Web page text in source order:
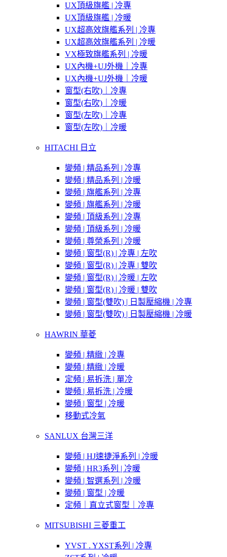
UX頂級旗艦 | 冷專
UX頂級旗艦 | 冷暖
UX超高效旗艦系列 | 冷專
UX超高效旗艦系列 | 冷暖
VX極致旗艦系列 | 冷暖
UX內機+UJ外機｜冷專
UX內機+UJ外機｜冷暖
窗型(右吹)｜冷專
窗型(右吹)｜冷暖
窗型(左吹)｜冷專
窗型(左吹)｜冷暖
HITACHI 日立
變頻 | 精品系列 | 冷專
變頻 | 精品系列 | 冷暖
變頻 | 旗艦系列 | 冷專
變頻 | 旗艦系列 | 冷暖
變頻 | 頂級系列 | 冷專
變頻 | 頂級系列 | 冷暖
變頻 | 尊榮系列 | 冷暖
變頻 | 窗型(R) | 冷專 | 左吹
變頻 | 窗型(R) | 冷專 | 雙吹
變頻 | 窗型(R) | 冷暖 | 左吹
變頻 | 窗型(R) | 冷暖 | 雙吹
變頻 | 窗型(雙吹) | 日製壓縮機 | 冷專
變頻 | 窗型(雙吹) | 日製壓縮機 | 冷暖
HAWRIN 華菱
變頻 | 精緻 | 冷專
變頻 | 精緻 | 冷暖
定頻 | 易拆洗 | 單冷
變頻 | 易拆洗 | 冷暖
變頻 | 窗型 | 冷暖
移動式冷氣
SANLUX 台灣三洋
變頻 | HJ速捷淨系列 | 冷暖
變頻 | HR3系列 | 冷暖
變頻 | 智選系列 | 冷暖
變頻 | 窗型 | 冷暖
定頻｜直立式窗型｜冷專
MITSUBISHI 三菱重工
YVST . YXST系列 | 冷專